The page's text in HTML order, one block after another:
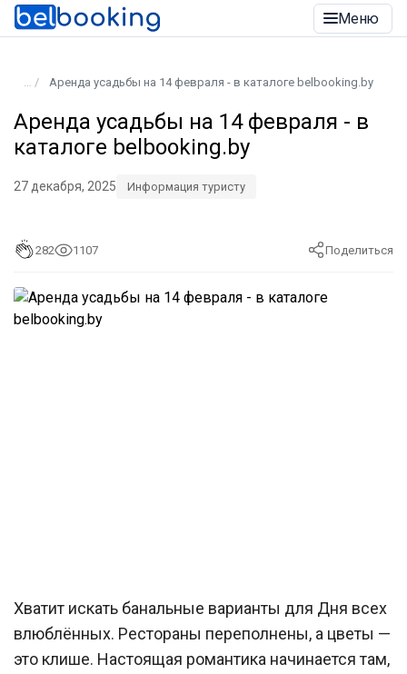
Меню
Аренда усадьбы на 14 февраля - в каталоге belbooking.by
Аренда усадьбы на 14 февраля - в
каталоге belbooking.by
27 декабря, 2025 Информация туристу
282 1107 Поделиться
Хватит искать банальные варианты для Дня всех
влюблённых. Рестораны переполнены, а цветы —
это клише. Настоящая романтика начинается там,